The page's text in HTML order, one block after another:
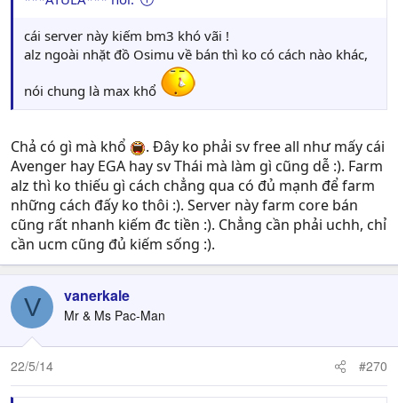
mà tôi chưa từng giúp nó 1 cái gì hoặc cho nó bất kì 1 đồ
gì. Ok?
cái server này kiếm bm3 khó vãi !
alz ngoài nhặt đồ Osimu về bán thì ko có cách nào khác,
nói chung là max khổ
Chả có gì mà khổ
. Đây ko phải sv free all như mấy cái
Avenger hay EGA hay sv Thái mà làm gì cũng dễ :). Farm
alz thì ko thiếu gì cách chẳng qua có đủ mạnh để farm
những cách đấy ko thôi :). Server này farm core bán
cũng rất nhanh kiếm đc tiền :). Chẳng cần phải uchh, chỉ
cần ucm cũng đủ kiếm sống :).
V vanerkale
Mr & Ms Pac-Man
22/5/14 #270